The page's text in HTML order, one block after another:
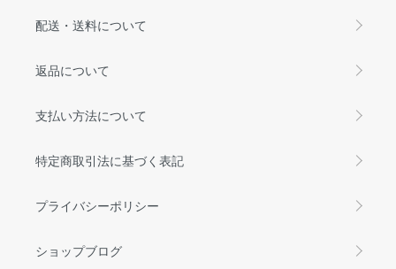
配送・送料について
返品について
支払い方法について
特定商取引法に基づく表記
プライバシーポリシー
ショップブログ